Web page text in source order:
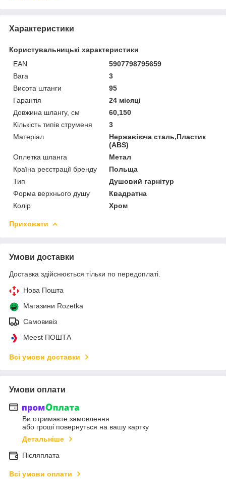
Характеристики
Користувальницькі характеристики
EAN
5907798795659
Вага
3
Висота штанги
95
Гарантія
24 місяці
Довжина шлангу, см
60,150
Кількість типів струменя
3
Матеріал
Нержавіюча сталь,Пластик
(ABS)
Оплетка шланга
Метал
Країна реєстрації бренду
Польща
Тип
Душовий гарнітур
Форма верхнього душу
Квадратна
Колір
Хром
Приховати
Умови доставки
Доставка здійснюється тільки по передоплаті.
Нова Пошта
Магазини Rozetka
Самовивіз
Meest ПОШТА
Всі умови доставки
Умови оплати
Ви отримаєте замовлення
або гроші повернуться на вашу картку
Детальніше
Післяплата
Всі умови оплати